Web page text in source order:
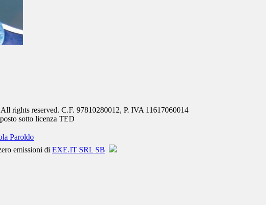
rights reserved. C.F. 97810280012, P. IVA 11617060014
sotto licenza TED
Paroldo
emissioni di EXE.IT SRL SB